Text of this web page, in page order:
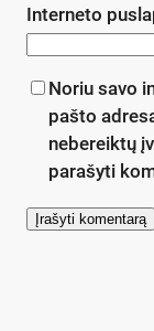
Interneto
Noriu savo
pašto
nebereiktų
parašyti